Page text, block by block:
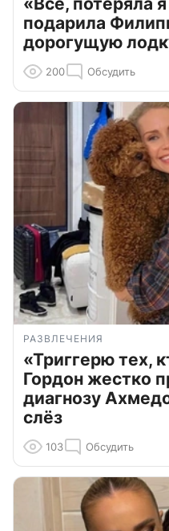
подарила
дорогущую
200 Обсудить
РАЗВЛЕЧЕНИЯ
«Триггерю тех,
Гордон жестко
диагнозу
слёз
103 Обсудить